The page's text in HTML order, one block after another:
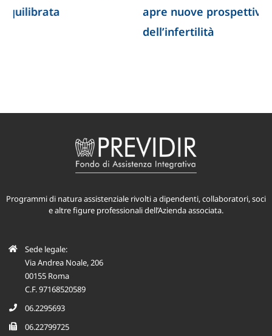
apre nuove prospettive per lo studio
Programmi di natura assistenziale rivolti a dipendenti, collaboratori, soci
Sede legale:
Via Andrea Noale, 206
00155 Roma